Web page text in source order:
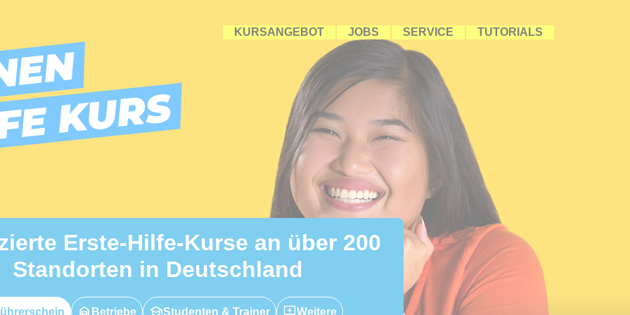
KURSANGEBOT JOBS SERVICE TUTORIALS
KURS
Erste-Hilfe-Kurse an über 200
Standorten in Deutschland
Betriebe Studenten & Trainer Weitere